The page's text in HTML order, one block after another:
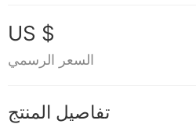
US $
السعر الرسمي
تفاصيل المنتج